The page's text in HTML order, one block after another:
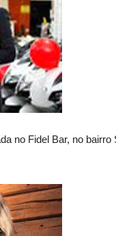
no Fidel Bar, no